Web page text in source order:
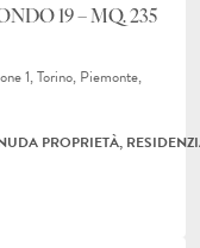
19 – MQ. 235
1, Torino, Piemonte,
PROPRIETÀ,